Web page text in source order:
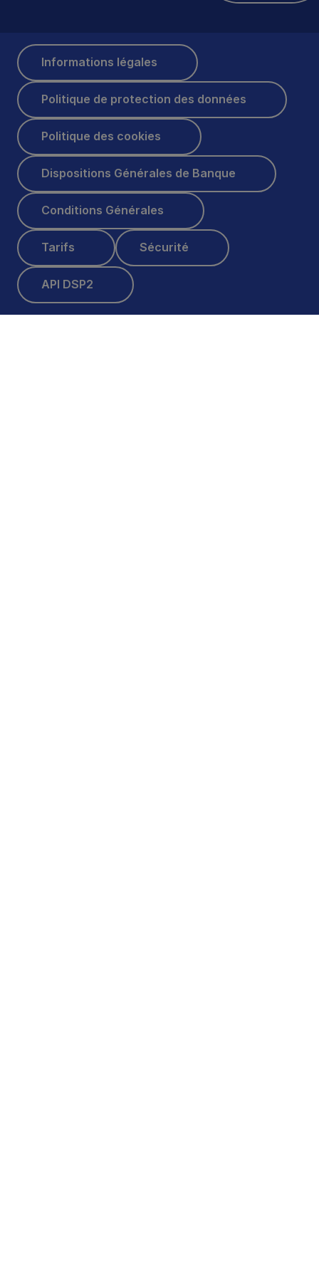
Informations légales
Informations légales
Politique de protection des données
Politique de protection des données
Politique des cookies
Politique des cookies
Dispositions Générales de Banque
Dispositions Générales de Banque
Conditions Générales
Conditions Générales
Tarifs
Tarifs
Sécurité
Sécurité
API DSP2
API DSP2